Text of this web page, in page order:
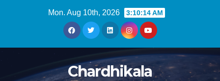
Mon. Aug 10th, 2026 3:10:15 AM
Chardhikala